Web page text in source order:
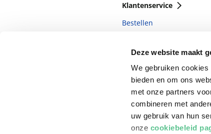
Deze website maakt
We gebruiken
bieden en om ons
met onze partners
combineren met
uw gebruik van hun
onze cookiebeleid
Klantenservice
Bestellen
Betalen
Retourneren
Veelgestelde vragen